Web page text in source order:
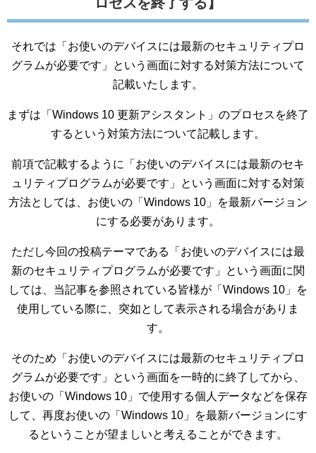
それでは「お使いのデバイスには最新のセキュリティプロ
グラムが必要です」という画面に対する対策方法について
記載いたします。
まずは「Windows 10 更新アシスタント」のプロセスを終了
するという対策方法について記載します。
前項で記載するように「お使いのデバイスには最新のセキ
ュリティプログラムが必要です」という画面に対する対策
方法としては、お使いの「Windows 10」を最新バージョン
にする必要があります。
ただし今回の投稿テーマである「お使いのデバイスには最
新のセキュリティプログラムが必要です」という画面に関
しては、当記事を参照されている皆様が「Windows 10」を
使用している際に、突如として表示される場合がありま
す。
そのため「お使いのデバイスには最新のセキュリティプロ
グラムが必要です」という画面を一時的に終了してから、
お使いの「Windows 10」で使用する個人データなどを保存
して、再度お使いの「Windows 10」を最新バージョンにす
るということが望ましいと考えることができます。